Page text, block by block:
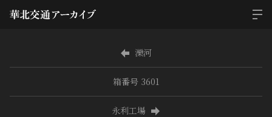
灤河
箱番号 3601
永利工場